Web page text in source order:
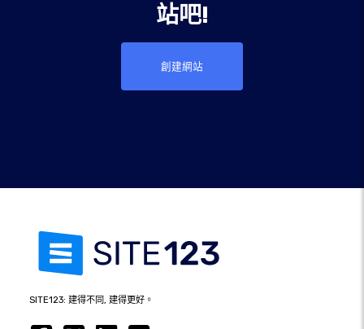
站吧!
創建網站
SITE123: 建得不同, 建得更好。